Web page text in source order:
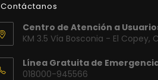
Contáctanos
Centro de Atención a
KM 3.5 Vía Bosconia - El Copey,
Línea Gratuita de
018000-945566